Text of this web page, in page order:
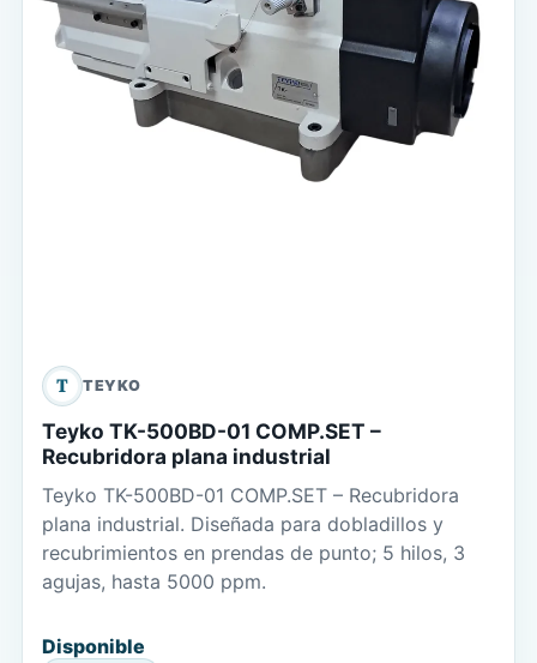
T TEYKO
Teyko TK-500BD-01 COMP.SET –
Recubridora plana industrial
Teyko TK-500BD-01 COMP.SET – Recubridora
plana industrial. Diseñada para dobladillos y
recubrimientos en prendas de punto; 5 hilos, 3
agujas, hasta 5000 ppm.
Disponible